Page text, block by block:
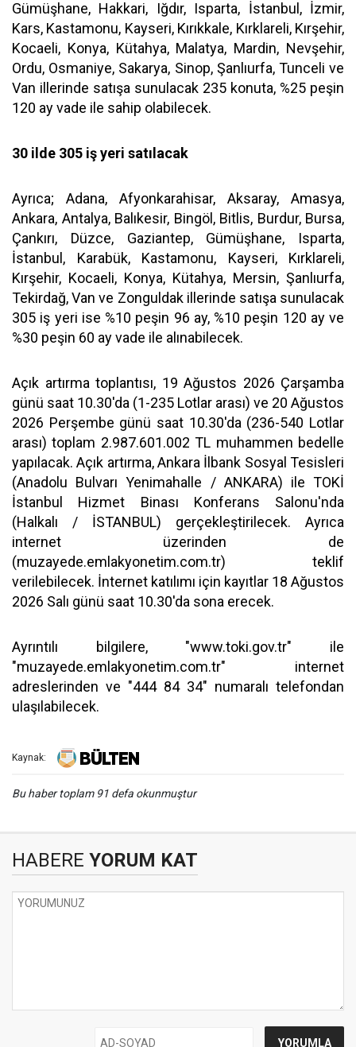
Gümüşhane, Hakkari, Iğdır, Isparta, İstanbul, İzmir,
Kars, Kastamonu, Kayseri, Kırıkkale, Kırklareli, Kırşehir,
Kocaeli, Konya, Kütahya, Malatya, Mardin, Nevşehir,
Ordu, Osmaniye, Sakarya, Sinop, Şanlıurfa, Tunceli ve
Van illerinde satışa sunulacak 235 konuta, %25 peşin
120 ay vade ile sahip olabilecek.
30 ilde 305 iş yeri satılacak
Ayrıca; Adana, Afyonkarahisar, Aksaray, Amasya,
Ankara, Antalya, Balıkesir, Bingöl, Bitlis, Burdur, Bursa,
Çankırı, Düzce, Gaziantep, Gümüşhane, Isparta,
İstanbul, Karabük, Kastamonu, Kayseri, Kırklareli,
Kırşehir, Kocaeli, Konya, Kütahya, Mersin, Şanlıurfa,
Tekirdağ, Van ve Zonguldak illerinde satışa sunulacak
305 iş yeri ise %10 peşin 96 ay, %10 peşin 120 ay ve
%30 peşin 60 ay vade ile alınabilecek.
Açık artırma toplantısı, 19 Ağustos 2026 Çarşamba
günü saat 10.30'da (1-235 Lotlar arası) ve 20 Ağustos
2026 Perşembe günü saat 10.30'da (236-540 Lotlar
arası) toplam 2.987.601.002 TL muhammen bedelle
yapılacak. Açık artırma, Ankara İlbank Sosyal Tesisleri
(Anadolu Bulvarı Yenimahalle / ANKARA) ile TOKİ
İstanbul Hizmet Binası Konferans Salonu'nda
(Halkalı / İSTANBUL) gerçekleştirilecek. Ayrıca
internet üzerinden de
(muzayede.emlakyonetim.com.tr) teklif
verilebilecek. İnternet katılımı için kayıtlar 18 Ağustos
2026 Salı günü saat 10.30'da sona erecek.
Ayrıntılı bilgilere, "www.toki.gov.tr" ile
"muzayede.emlakyonetim.com.tr" internet
adreslerinden ve "444 84 34" numaralı telefondan
ulaşılabilecek.
Kaynak:
Bu haber toplam 91 defa okunmuştur
HABERE YORUM KAT